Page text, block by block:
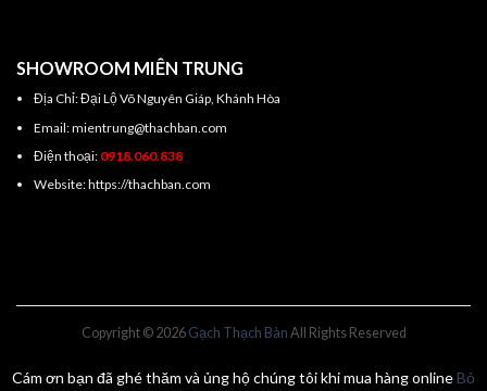
SHOWROOM MIÊN TRUNG
Địa Chỉ: Đại Lộ Võ Nguyên Giáp, Khánh Hòa
Email: mientrung@thachban.com
Điện thoại: 0918.060.838
Website: https://thachban.com
Copyright © 2026 Gạch Thạch Bàn All Rights Reserved
Cám ơn bạn đã ghé thăm và ủng hộ chúng tôi khi mua hàng online Bỏ